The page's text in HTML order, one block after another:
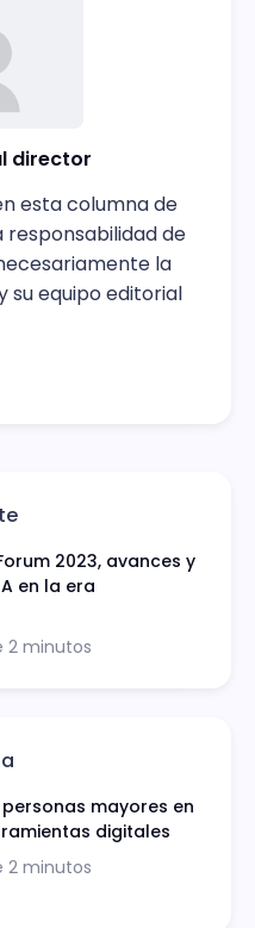
director
esta columna de
responsabilidad de
la
su equipo editorial
2023, avances y
en la era
2 minutos
mayores en
digitales
2 minutos